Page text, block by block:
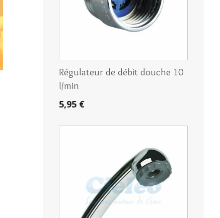
Régulateur de débit douche 10
l/min
5,95 €